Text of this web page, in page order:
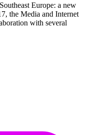
Europe: a new
the Media and Internet
with several